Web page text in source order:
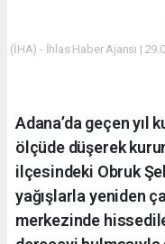
(İHA) - İhlas Haber Ajansı |
Adana’da geçen yıl
ölçüde düşerek
ilçesindeki Obruk
yağışlarla yeniden
merkezinde